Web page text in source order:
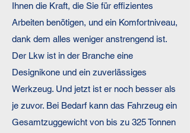
Ihnen die Kraft, die Sie für effizientes
Arbeiten benötigen, und ein Komfortniveau,
dank dem alles weniger anstrengend ist.
Der Lkw ist in der Branche eine
Designikone und ein zuverlässiges
Werkzeug. Und jetzt ist er noch besser als
je zuvor. Bei Bedarf kann das Fahrzeug ein
Gesamtzuggewicht von bis zu 325 Tonnen